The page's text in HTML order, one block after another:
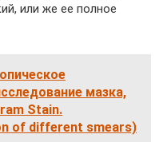
или же ее полное
мазка,
Stain.
of different smears)